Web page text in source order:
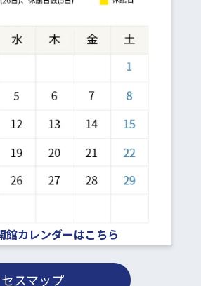
館カレンダーはこちら
スマップ